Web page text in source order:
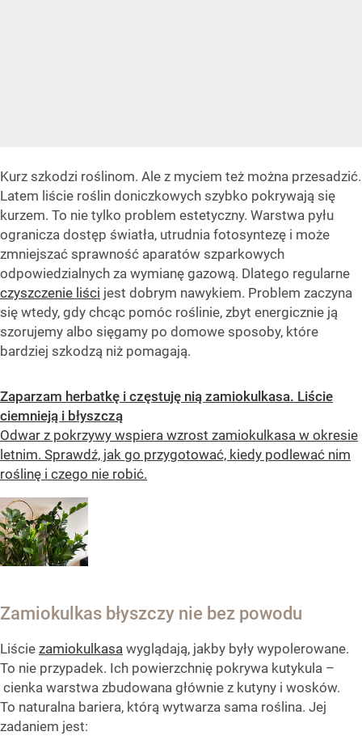
Kurz szkodzi roślinom. Ale z myciem też można przesadzić.
Latem liście roślin doniczkowych szybko pokrywają się
kurzem. To nie tylko problem estetyczny. Warstwa pyłu
ogranicza dostęp światła, utrudnia fotosyntezę i może
zmniejszać sprawność aparatów szparkowych
odpowiedzialnych za wymianę gazową. Dlatego regularne
czyszczenie liści jest dobrym nawykiem. Problem zaczyna
się wtedy, gdy chcąc pomóc roślinie, zbyt energicznie ją
szorujemy albo sięgamy po domowe sposoby, które
bardziej szkodzą niż pomagają.
Zaparzam herbatkę i częstuję nią zamiokulkasa. Liście
ciemnieją i błyszczą
Odwar z pokrzywy wspiera wzrost zamiokulkasa w okresie
letnim. Sprawdź, jak go przygotować, kiedy podlewać nim
roślinę i czego nie robić.
Zamiokulkas błyszczy nie bez powodu
Liście zamiokulkasa wyglądają, jakby były wypolerowane.
To nie przypadek. Ich powierzchnię pokrywa kutykula –
cienka warstwa zbudowana głównie z kutyny i wosków.
To naturalna bariera, którą wytwarza sama roślina. Jej
zadaniem jest: